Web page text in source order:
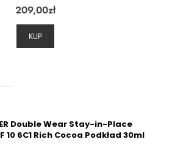
209,00zł
KUP
Double Wear Stay-in-Place
10 6C1 Rich Cocoa Podkład 30ml